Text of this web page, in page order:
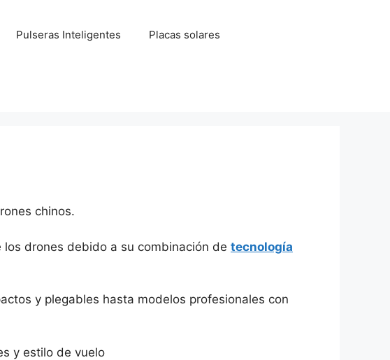
Pulseras Inteligentes Placas solares
chinos.
drones debido a su combinación de tecnología
y plegables hasta modelos profesionales con
y estilo de vuelo